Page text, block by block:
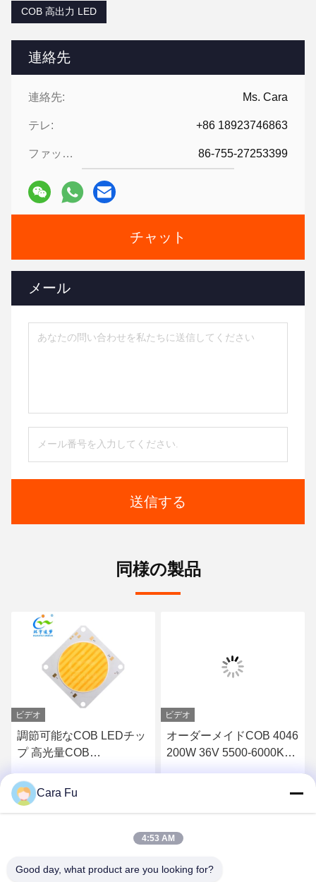
連絡先
連絡先: Ms. Cara
テレ: +86 18923746863
ファックス: 86-755-27253399
チャット
メール
送信する
COB 高出力 LED
同様の製品
ビデオ
調節可能なCOB LEDチッ
プ 高光量COB
COB 2700K+6500K
ビデオ
オーダーメイドCOB 4046
200W 36V 5500-6000K
Cara Fu
4:53 AM
Good day, what product are you looking for?